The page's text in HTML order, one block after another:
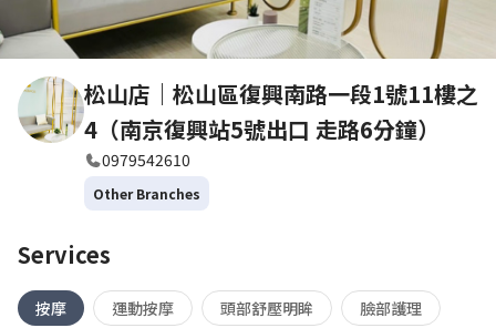
松山店｜松山區復興南路一段1號11樓之
4（南京復興站5號出口 走路6分鐘）
0979542610
Other Branches
Services
按摩 運動按摩 頭部舒壓明眸 臉部護理